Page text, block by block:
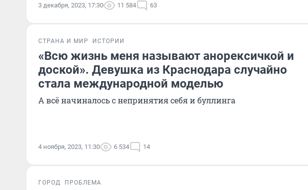
3 декабря, 2023, 17:30 11 584 63
СТРАНА И МИР ИСТОРИИ
«Всю жизнь меня называют анорексичкой и
доской». Девушка из Краснодара случайно
стала международной моделью
А всё начиналось с непринятия себя и буллинга
4 ноября, 2023, 11:30 6 534 14
ГОРОД ПРОБЛЕМА